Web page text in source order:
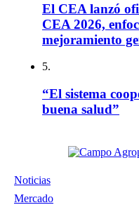
El CEA lanzó
CEA 2026,
mejoramiento
5.
“El sistema
buena salud”
Noticias
Mercado